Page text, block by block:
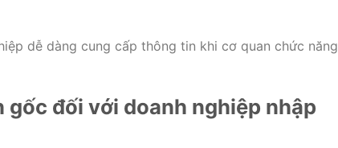
dễ dàng cung cấp thông tin khi cơ quan chức năng
đối với doanh nghiệp nhập